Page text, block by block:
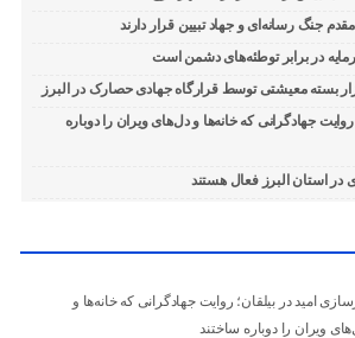
جنگ رسانه‌ای و جهاد تبیین قرار دارند
در برابر توطئه‌های دشمن است
بسته معیشتی توسط قرارگاه جهادی حصارک در البرز
روایت جهادگرانی که خانه‌ها و دل‌های ویران را دوباره
امید در بیلقان؛ روایت جهادگرانی که خانه‌ها و
ویران را دوباره ساختند